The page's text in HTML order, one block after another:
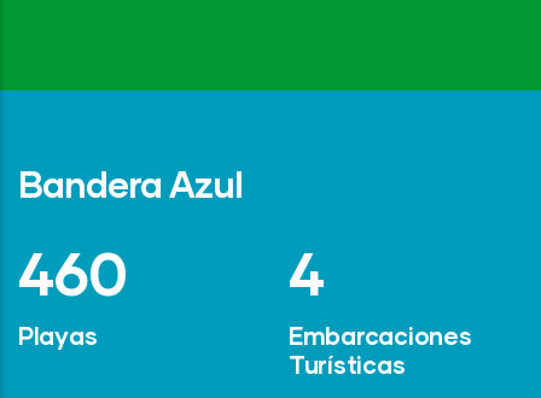
Bandera Azul
642
Playas
6
Embarcaciones
Turísticas